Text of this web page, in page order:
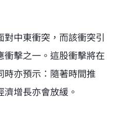
中東衝突，而該衝突引
衝擊之一。這股衝擊將在
時亦預示：隨著時間推
增長亦會放緩。